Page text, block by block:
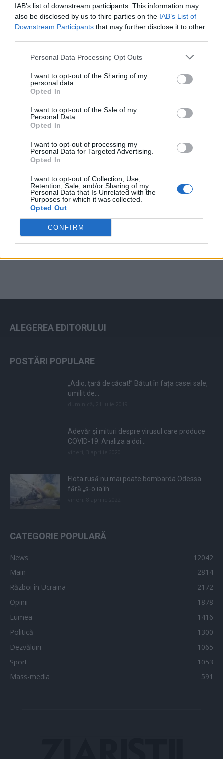
IAB’s list of downstream participants. This information may
also be disclosed by us to third parties on the IAB’s List of
Downstream Participants that may further disclose it to other
Personal Data Processing Opt Outs
I want to opt-out of the Sharing of my
personal data.
Opted In
I want to opt-out of the Sale of my
Personal Data.
Opted In
I want to opt-out of processing my
Personal Data for Targeted Advertising.
Opted In
I want to opt-out of Collection, Use,
Retention, Sale, and/or Sharing of my
Personal Data that Is Unrelated with the
Purposes for which it was collected.
Opted Out
CONFIRM
PNCR (Terheș)
Partidul Patrioților (Surugiu)
Arată rezultatele
Arhiva sondajelor
ad
ALEGEREA EDITORULUI
POSTĂRI POPULARE
„Adio, țară de căcat!” Bătut în fața casei sale,
umilit de...
Adevăr și mituri despre virusul care produce
COVID-19. Analiza a doi...
Flota rusă nu mai poate bombarda Odessa
fără „s-o ia în...
CATEGORIE POPULARĂ
News
12042
Main
2814
Război în Ucraina
2172
Opinii
1878
Lumea
1416
Politică
1300
Dezvăluiri
1065
Sport
1053
Mass-media
591